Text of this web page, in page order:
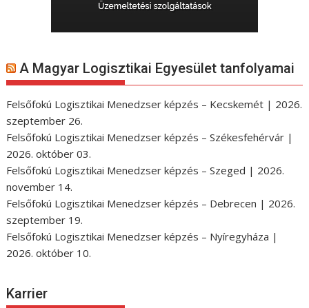
A Magyar Logisztikai Egyesület tanfolyamai
Felsőfokú Logisztikai Menedzser képzés – Kecskemét | 2026.
szeptember 26.
Felsőfokú Logisztikai Menedzser képzés – Székesfehérvár |
2026. október 03.
Felsőfokú Logisztikai Menedzser képzés – Szeged | 2026.
november 14.
Felsőfokú Logisztikai Menedzser képzés – Debrecen | 2026.
szeptember 19.
Felsőfokú Logisztikai Menedzser képzés – Nyíregyháza |
2026. október 10.
Karrier